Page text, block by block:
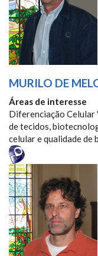
MURILO DE
Áreas de interesse
Diferenciação Celular
de tecidos,
celular e qualidade de